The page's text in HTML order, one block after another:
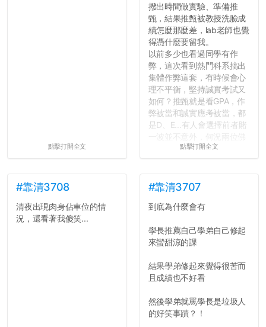
點擊打開全文
撥出時間做實驗、準備推
甄，結果推甄被教授洗臉成
績怎麼那麼差，lab老師也覺
得憑什麼要留我。
以前多少也看過同學有作
弊，這次看到熱門科系搞出
集體作弊這套，有時候會心
理不平衡，堅持誠實考試又
如何？推甄就是看GPA，作
弊被當和誠實應考被當，都
是D、E...有人會選擇前者賭
心教授看起來要輕輕放下
長作弊的風氣。
反正老人我明天就要搬離新
關，就當最後一天發個牢騷
吧XD，祝學弟妹們修課順利
點擊打開全文
#靠清3708
清夜出現肉身佔車位的情
況，還看著我傻笑...
#靠清3707
到底為什麼會有
學長推薦自己學弟自己修起
來蠻甜涼的課
結果學弟修起來覺得很苦而
且成績也不好看
然後學弟就罵學長是垃圾人
的好笑事蹟？！